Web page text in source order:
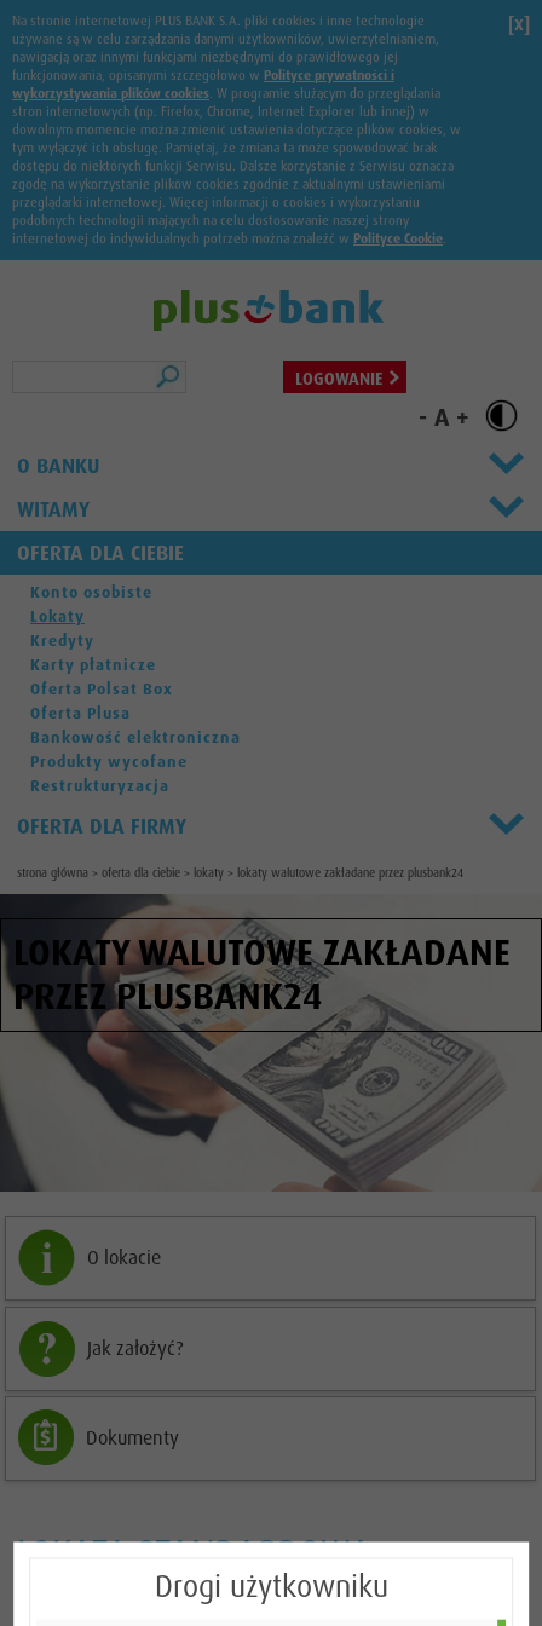
Na stronie internetowej PLUS BANK S.A. pliki cookies i inne technologie
używane są w celu zarządzania danymi użytkowników, uwierzytelnianiem,
nawigacją oraz innymi funkcjami niezbędnymi do prawidłowego jej
funkcjonowania, opisanymi szczegółowo w Polityce prywatności i
wykorzystywania plików cookies. W programie służącym do przeglądania
stron internetowych (np. Firefox, Chrome, Internet Explorer lub innej) w
dowolnym momencie można zmienić ustawienia dotyczące plików cookies, w
tym wyłączyć ich obsługę. Pamiętaj, że zmiana ta może spowodować brak
dostępu do niektórych funkcji Serwisu. Dalsze korzystanie z Serwisu oznacza
zgodę na wykorzystanie plików cookies zgodnie z aktualnymi ustawieniami
przeglądarki internetowej. Więcej informacji o cookies i wykorzystaniu
podobnych technologii mających na celu dostosowanie naszej strony
internetowej do indywidualnych potrzeb można znaleźć w Polityce Cookie.
[x]
+
A
-
LOGOWANIE
O BANKU
WITAMY
OFERTA DLA CIEBIE
Konto osobiste
Lokaty
Kredyty
Karty płatnicze
Oferta Polsat Box
Oferta Plusa
Bankowość elektroniczna
Produkty wycofane
Restrukturyzacja
OFERTA DLA FIRMY
strona główna > oferta dla ciebie > lokaty > lokaty walutowe zakładane przez plusbank24
LOKATY WALUTOWE ZAKŁADANE
PRZEZ PLUSBANK24
O lokacie
Jak założyć?
Dokumenty
LOKATA STANDARDOWA
WALUTOWADrogi użytkowniku